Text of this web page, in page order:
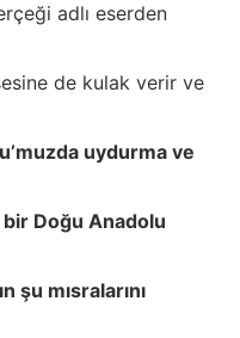
adlı eserden
de kulak verir ve
uydurma ve
Doğu Anadolu
şu mısralarını